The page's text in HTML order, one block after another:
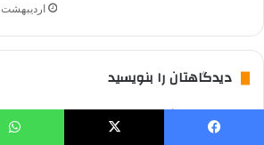
اردیبهشت 28, 1403
دیدگاهتان را بنویسید